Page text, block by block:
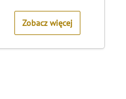
5
Zobacz więcej